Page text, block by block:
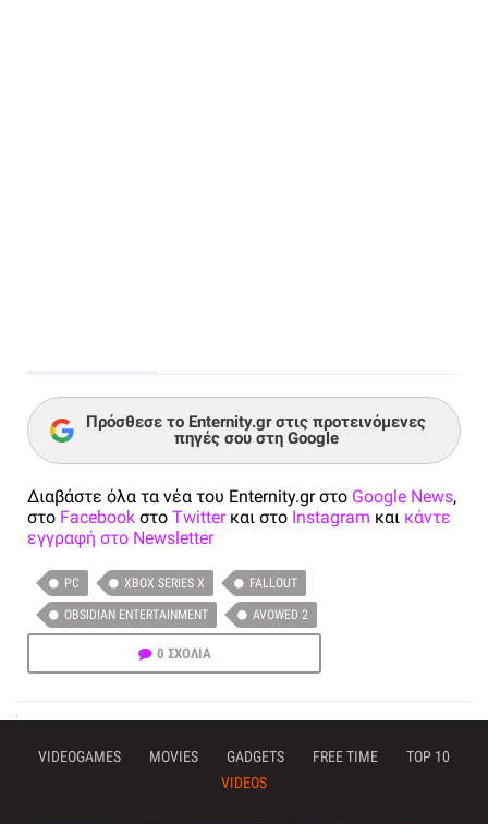
Πρόσθεσε το Enternity.gr στις προτεινόμενες
πηγές σου στη Google
Διαβάστε όλα τα νέα του Enternity.gr στο Google News,
στο Facebook στο Twitterκαι στο Instagram και κάντε
εγγραφή στο Newsletter
PC XBOX SERIES X FALLOUT
OBSIDIAN ENTERTAINMENT AVOWED 2
0 ΣΧΟΛΙΑ
VIDEOGAMES MOVIES GADGETS FREE TIME
TOP 10
VIDEOS